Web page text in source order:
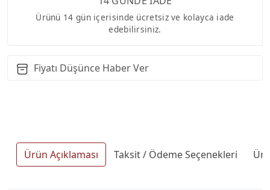
Ürünü 14 gün içerisinde ücretsiz ve kolayca iade
edebilirsiniz.
Fiyatı Düşünce Haber Ver
Ürün Açıklaması Taksit / Ödeme Seçenekleri